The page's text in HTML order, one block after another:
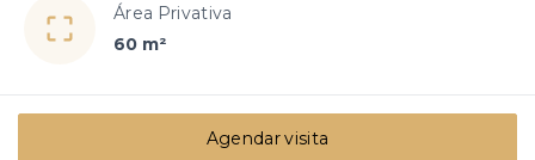
Área Privativa
60 m²
Agendar visita